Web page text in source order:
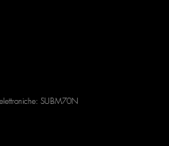
SUBM70N